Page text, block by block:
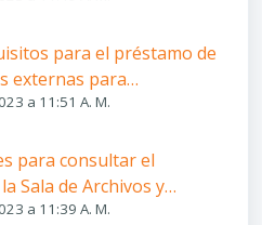
para el préstamo de
externas para
de Archivos y
a 11:51 A. M.
para consultar el
Sala de Archivos y
a 11:39 A. M.